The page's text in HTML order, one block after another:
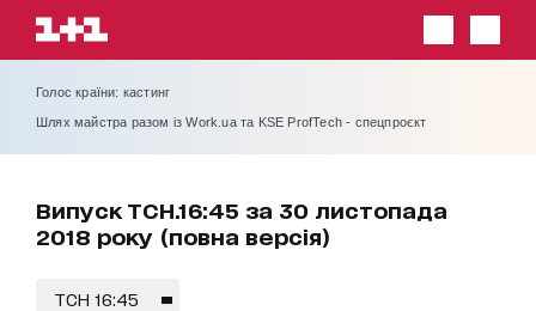
Голос країни: кастинг
Шлях майстра разом із Work.ua та KSE ProfTech - спецпроєкт
Випуск ТСН.16:45 за 30 листопада
2018 року (повна версія)
ТСН 16:45